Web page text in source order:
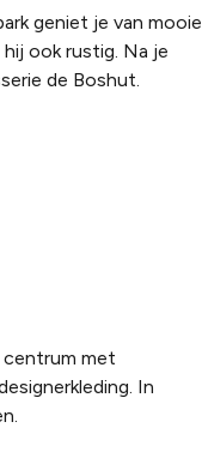
geniet je van mooie
ook rustig. Na je
de Boshut.
met
In